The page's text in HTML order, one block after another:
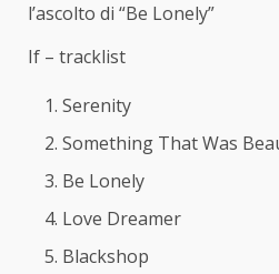
l’ascolto di “Be Lonely”
If – tracklist
Serenity
Something That Was
Be Lonely
Love Dreamer
Blackshop